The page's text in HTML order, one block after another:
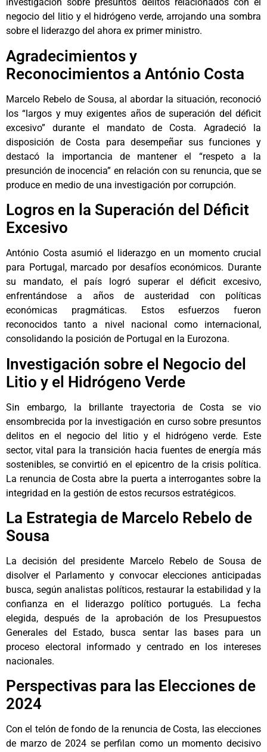
investigación sobre presuntos delitos relacionados con el
negocio del litio y el hidrógeno verde, arrojando una sombra
sobre el liderazgo del ahora ex primer ministro.
Agradecimientos y
Reconocimientos a António Costa
Marcelo Rebelo de Sousa, al abordar la situación, reconoció
los “largos y muy exigentes años de superación del déficit
excesivo” durante el mandato de Costa. Agradeció la
disposición de Costa para desempeñar sus funciones y
destacó la importancia de mantener el “respeto a la
presunción de inocencia” en relación con su renuncia, que se
produce en medio de una investigación por corrupción.
Logros en la Superación del Déficit
Excesivo
António Costa asumió el liderazgo en un momento crucial
para Portugal, marcado por desafíos económicos. Durante
su mandato, el país logró superar el déficit excesivo,
enfrentándose a años de austeridad con políticas
económicas pragmáticas. Estos esfuerzos fueron
reconocidos tanto a nivel nacional como internacional,
consolidando la posición de Portugal en la Eurozona.
Investigación sobre el Negocio del
Litio y el Hidrógeno Verde
Sin embargo, la brillante trayectoria de Costa se vio
ensombrecida por la investigación en curso sobre presuntos
delitos en el negocio del litio y el hidrógeno verde. Este
sector, vital para la transición hacia fuentes de energía más
sostenibles, se convirtió en el epicentro de la crisis política.
La renuncia de Costa abre la puerta a interrogantes sobre la
integridad en la gestión de estos recursos estratégicos.
La Estrategia de Marcelo Rebelo de
Sousa
La decisión del presidente Marcelo Rebelo de Sousa de
disolver el Parlamento y convocar elecciones anticipadas
busca, según analistas políticos, restaurar la estabilidad y la
confianza en el liderazgo político portugués. La fecha
elegida, después de la aprobación de los Presupuestos
Generales del Estado, busca sentar las bases para un
proceso electoral informado y centrado en los intereses
nacionales.
Perspectivas para las Elecciones de
2024
Con el telón de fondo de la renuncia de Costa, las elecciones
de marzo de 2024 se perfilan como un momento decisivo